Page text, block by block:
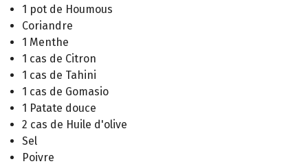
1 pot de Houmous
Coriandre
1 Menthe
1 cas de Citron
1 cas de Tahini
1 cas de Gomasio
1 Patate douce
2 cas de Huile d'olive
Sel
Poivre